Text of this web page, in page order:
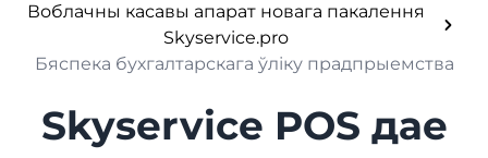
МАГЧЫМАСЦІ
Фіскалізацыя
Меню
Аўтаматызацыя
УСТАНОВЫ
Бар
Падтрымка
Воблачны касавы апарат новага пакалення
Skyservice.pro
Бяспека бухгалтарскага ўліку прадпрыемства
Skyservice POS дае